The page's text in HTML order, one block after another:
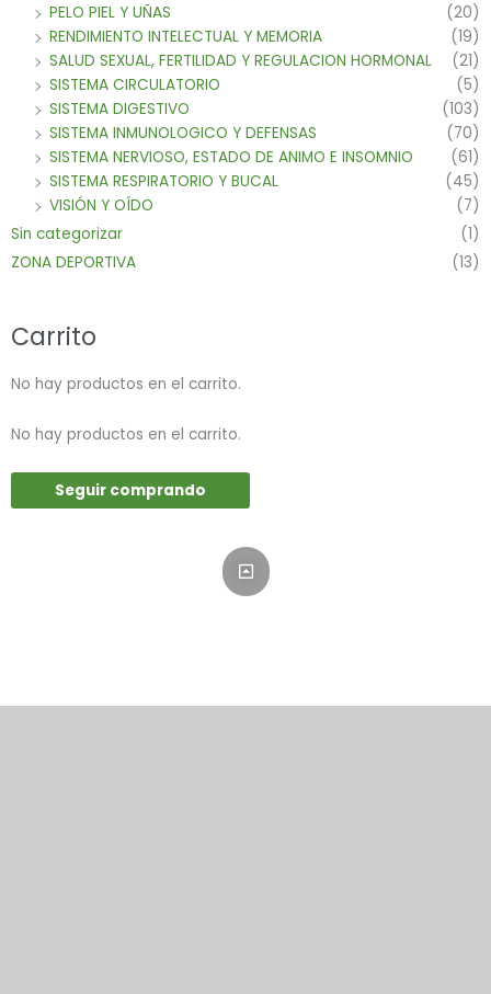
PELO PIEL Y UÑAS
(20)
RENDIMIENTO INTELECTUAL Y MEMORIA
(19)
SALUD SEXUAL, FERTILIDAD Y REGULACION HORMONAL
(21)
SISTEMA CIRCULATORIO
(5)
SISTEMA DIGESTIVO
(103)
SISTEMA INMUNOLOGICO Y DEFENSAS
(70)
SISTEMA NERVIOSO, ESTADO DE ANIMO E INSOMNIO
(61)
SISTEMA RESPIRATORIO Y BUCAL
(45)
VISIÓN Y OÍDO
(7)
Sin categorizar
(1)
ZONA DEPORTIVA
(13)
Carrito
No hay productos en el carrito.
No hay productos en el carrito.
Seguir comprando